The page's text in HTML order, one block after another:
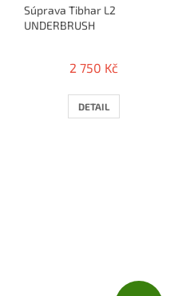
Súprava Tibhar L2
UNDERBRUSH
2 750 Kč
DETAIL